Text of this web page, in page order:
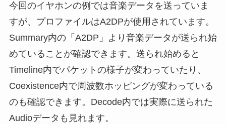
今回のイヤホンの例では音楽データを送っていま
すが、プロファイルはA2DPが使用されています。
Summary内の「A2DP」より音楽データが送られ始
めていることが確認できます。送られ始めると
Timeline内でパケットの様子が変わっていたり、
Coexistence内で周波数ホッピングが変わっている
のも確認できます。Decode内では実際に送られた
Audioデータも見れます。